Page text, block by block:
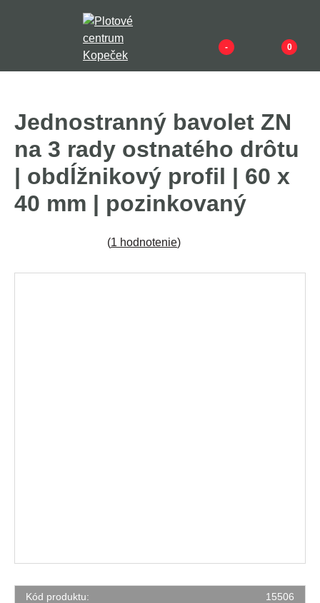
- 0
Jednostranný bavolet ZN
na 3 rady ostnatého drôtu
| obdĺžnikový profil | 60 x
40 mm | pozinkovaný
(1 hodnotenie)
Kód produktu:
15506